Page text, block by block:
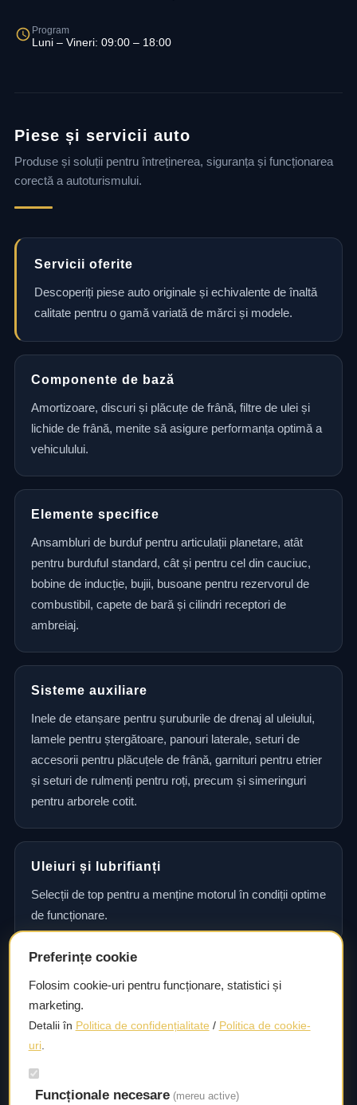
Program
Luni – Vineri: 09:00 – 18:00
Piese și servicii auto
Produse și soluții pentru întreținerea, siguranța și funcționarea
corectă a autoturismului.
Servicii oferite
Descoperiți piese auto originale și echivalente de înaltă
calitate pentru o gamă variată de mărci și modele.
Componente de bază
Amortizoare, discuri și plăcuțe de frână, filtre de ulei și
lichide de frână, menite să asigure performanța optimă a
vehiculului.
Elemente specifice
Ansambluri de burduf pentru articulații planetare, atât
pentru burduful standard, cât și pentru cel din cauciuc,
bobine de inducție, bujii, busoane pentru rezervorul de
combustibil, capete de bară și cilindri receptori de
ambreiaj.
Sisteme auxiliare
Inele de etanșare pentru șuruburile de drenaj al uleiului,
lamele pentru ștergătoare, panouri laterale, seturi de
accesorii pentru plăcuțele de frână, garnituri pentru etrier
și seturi de rulmenți pentru roți, precum și simeringuri
pentru arborele cotit.
Uleiuri și lubrifianți
Selecții de top pentru a menține motorul în condiții optime
de funcționare.
Consultanță și asistență tehnică
Consultanță și asistență tehnică pentru alegerea pieselor
potrivite și efectuarea reparațiilor sau întreținerii corecte.
Livrare rapidă
Preferințe cookie
Folosim cookie-uri pentru funcționare, statistici și
marketing.
Detalii în Politica de confidențialitate / Politica de cookie-
uri.
Funcționale necesare (mereu active)